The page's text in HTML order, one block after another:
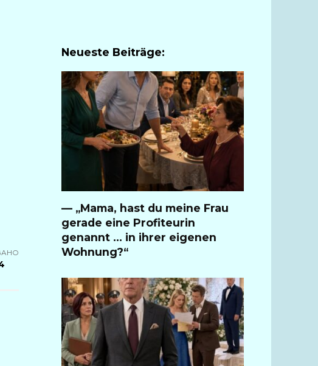
Neueste Beiträge:
— „Mama, hast du meine Frau
gerade eine Profiteurin
genannt … in ihrer eigenen
Wohnung?“